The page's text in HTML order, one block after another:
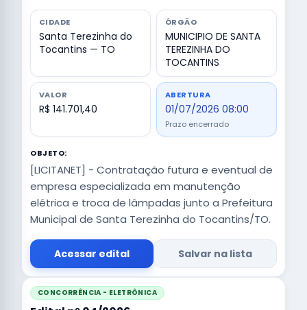
CIDADE
Santa Terezinha do
Tocantins — TO
ÓRGÃO
MUNICIPIO DE SANTA
TEREZINHA DO
TOCANTINS
VALOR
R$ 141.701,40
ABERTURA
01/07/2026 08:00
Prazo encerrado
OBJETO:
[LICITANET] - Contratação futura e eventual de
empresa especializada em manutenção
elétrica e troca de lâmpadas junto a Prefeitura
Municipal de Santa Terezinha do Tocantins/TO.
Acessar edital Salvar na lista
CONCORRÊNCIA - ELETRÔNICA